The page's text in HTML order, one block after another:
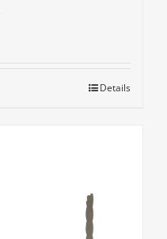
Details